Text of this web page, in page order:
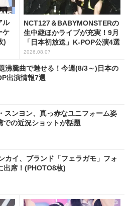
ル
ケ
)
NCT127＆BABYMONSTERの
生中継ほかライブが充実！9月
「日本初放送」K-POP公演4選
2026.08.07
沸騰曲で魅せる！今週(8/3～)日本の
出演情報7選
スンヨン、真っ赤なユニフォーム姿
での近況ショットが話題
カイ、ブランド「フェラガモ」フォ
出席！(PHOTO8枚)